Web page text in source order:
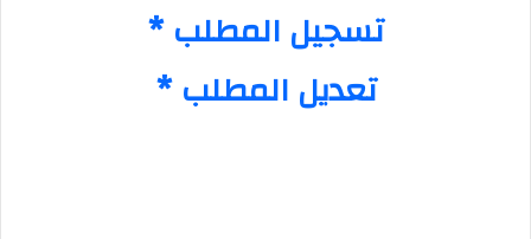
* تسجيل المطلب
* تعديل المطلب